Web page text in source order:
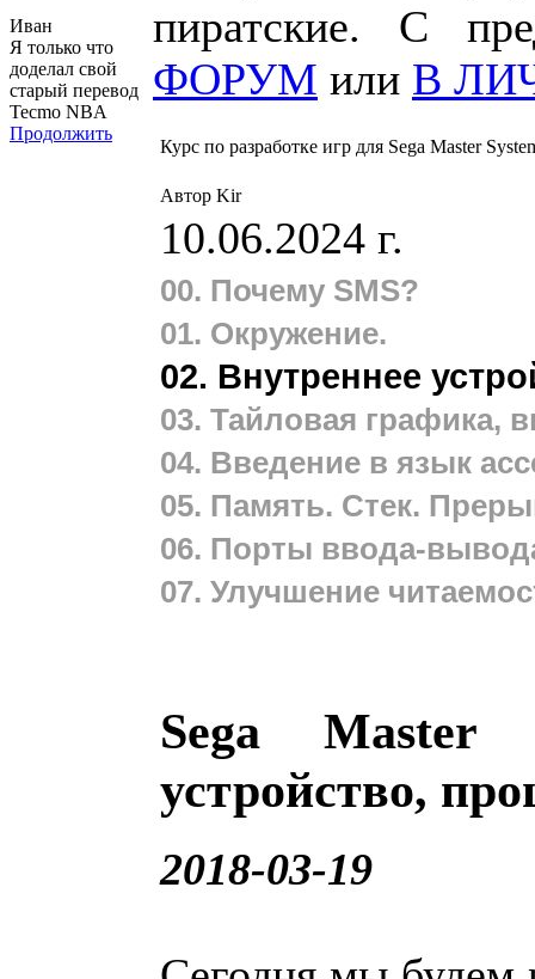
Иван
Я только что
доделал свой
старый перевод
Tecmo NBA
Продолжить
пиратские. С
ФОРУМ или В
Курс по разработке игр для Sega Master
Автор Kir
10.06.2024 г.
00. Почему SMS?
01. Окружение.
02. Внутреннее
03. Тайловая графика,
04. Введение в язык
05. Память. Стек.
06. Порты ввода-
07. Улучшение
Sega Master
устройство,
2018-03-19